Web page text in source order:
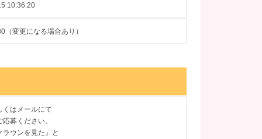
10:36:20
（変更になる場合あり）
くはメールにて
募ください。
ラウンを見た』と